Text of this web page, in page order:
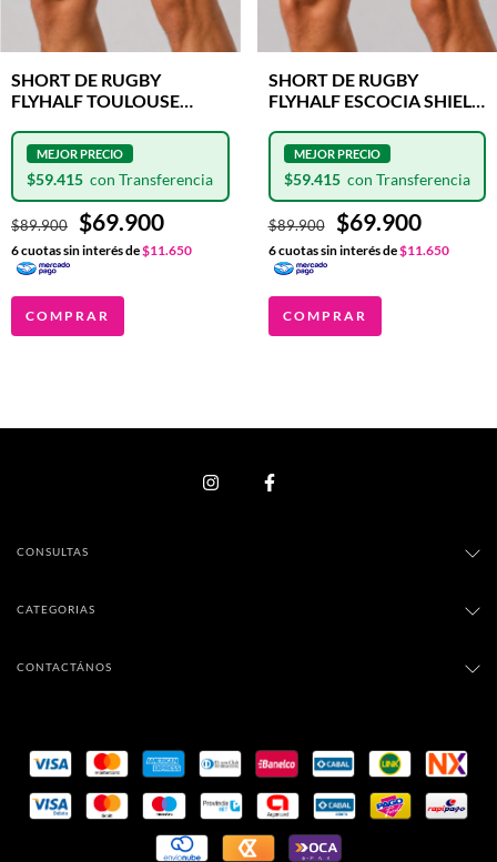
SHORT DE RUGBY
FLYHALF TOULOUSE
$89.900 $69.900
$59.415
6cuotas sin interés de$11.650
COMPRAR
SHORT DE RUGBY
FLYHALF ESCOCIA SHIELD
$89.900 $69.900
$59.415
6cuotas sin interés de$11.650
COMPRAR
CONSULTAS
CATEGORIAS
CONTACTÁNOS